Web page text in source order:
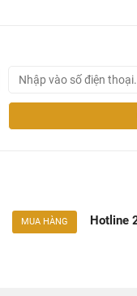
MUA HÀNG Hotline